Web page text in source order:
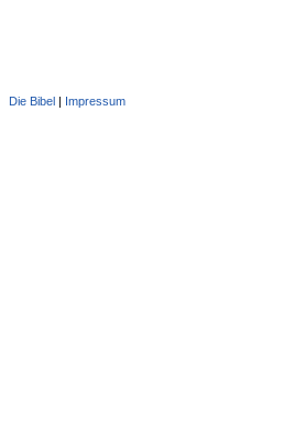
Die Bibel | Impressum